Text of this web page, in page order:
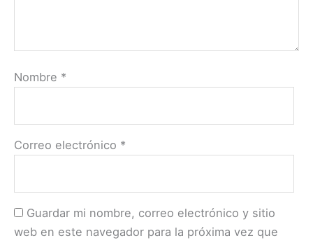
Nombre *
Correo electrónico *
Guardar mi nombre, correo electrónico y sitio
web en este navegador para la próxima vez que